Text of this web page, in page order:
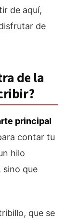
de aquí,
de
de la
principal
contar tu
hilo
sino que
que se